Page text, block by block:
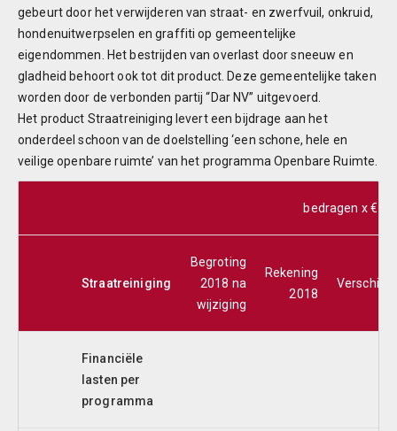
gebeurt door het verwijderen van straat- en zwerfvuil, onkruid,
hondenuitwerpselen en graffiti op gemeentelijke
eigendommen. Het bestrijden van overlast door sneeuw en
gladheid behoort ook tot dit product. Deze gemeentelijke taken
worden door de verbonden partij “Dar NV” uitgevoerd.
Het product Straatreiniging levert een bijdrage aan het
onderdeel schoon van de doelstelling ‘een schone, hele en
veilige openbare ruimte’ van het programma Openbare Ruimte.
bedragen x €
Straatreiniging
Begroting
2018 na
wijziging
Rekening
2018
Verschil
Financiële
lasten per
programma